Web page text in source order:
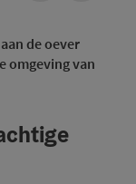
de oever
omgeving van